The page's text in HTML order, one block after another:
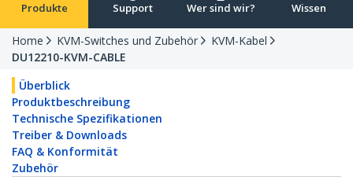
Produkte Support Wer sind wir? Wissen
Home KVM-Switches und Zubehör
KVM-Kabel
DU12210-KVM-CABLE
Überblick
Produktbeschreibung
Technische Spezifikationen
Treiber & Downloads
FAQ & Konformität
Zubehör